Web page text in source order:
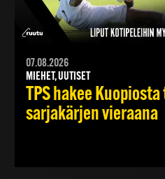
07.08.2026
MIEHET, UUTISET
TPS hakee
sarjakärjen vieraana